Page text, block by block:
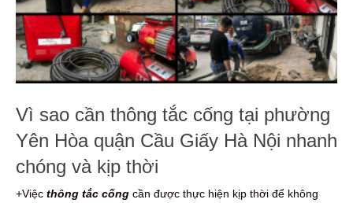
Vì sao cần thông tắc cống tại phường
Yên Hòa quận Cầu Giấy Hà Nội nhanh
chóng và kịp thời
+Việc thông tắc cống cần được thực hiện kịp thời để không